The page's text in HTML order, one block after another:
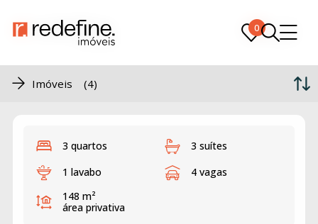
0
0
Imóveis (4)
3 quartos
3 suítes
1 lavabo
4 vagas
148 m²
área privativa